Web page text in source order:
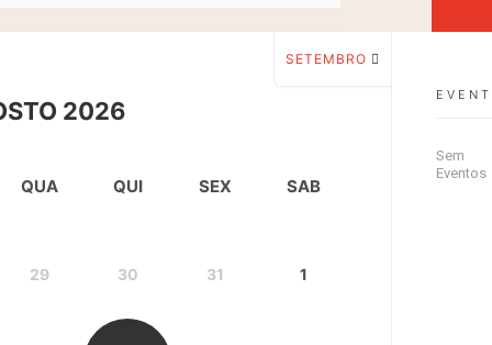
2026
SETEMBRO
QUA QUI SEX SAB
29 30 31 1
Sem
Eventos